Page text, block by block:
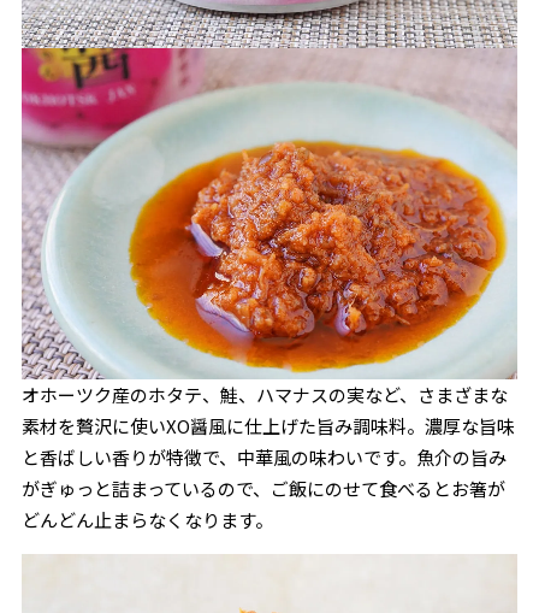
オホーツク産のホタテ、鮭、ハマナスの実など、さまざまな
素材を贅沢に使いXO醤風に仕上げた旨み調味料。濃厚な旨味
と香ばしい香りが特徴で、中華風の味わいです。魚介の旨み
がぎゅっと詰まっているので、ご飯にのせて食べるとお箸が
どんどん止まらなくなります。